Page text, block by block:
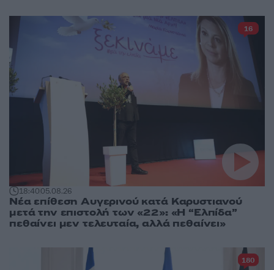
18:4005.08.26
Νέα επίθεση Αυγερινού κατά Καρυστιανού
μετά την επιστολή των «22»: «Η “Ελπίδα”
πεθαίνει μεν τελευταία, αλλά πεθαίνει»
16
180